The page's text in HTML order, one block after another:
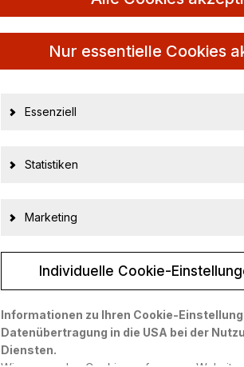
Nur essentielle Cookies
Essenziell
Statistiken
Marketing
Individuelle Cookie-
Informationen zu Ihren Cookie-
Datenübertragung in die USA bei der
Diensten.